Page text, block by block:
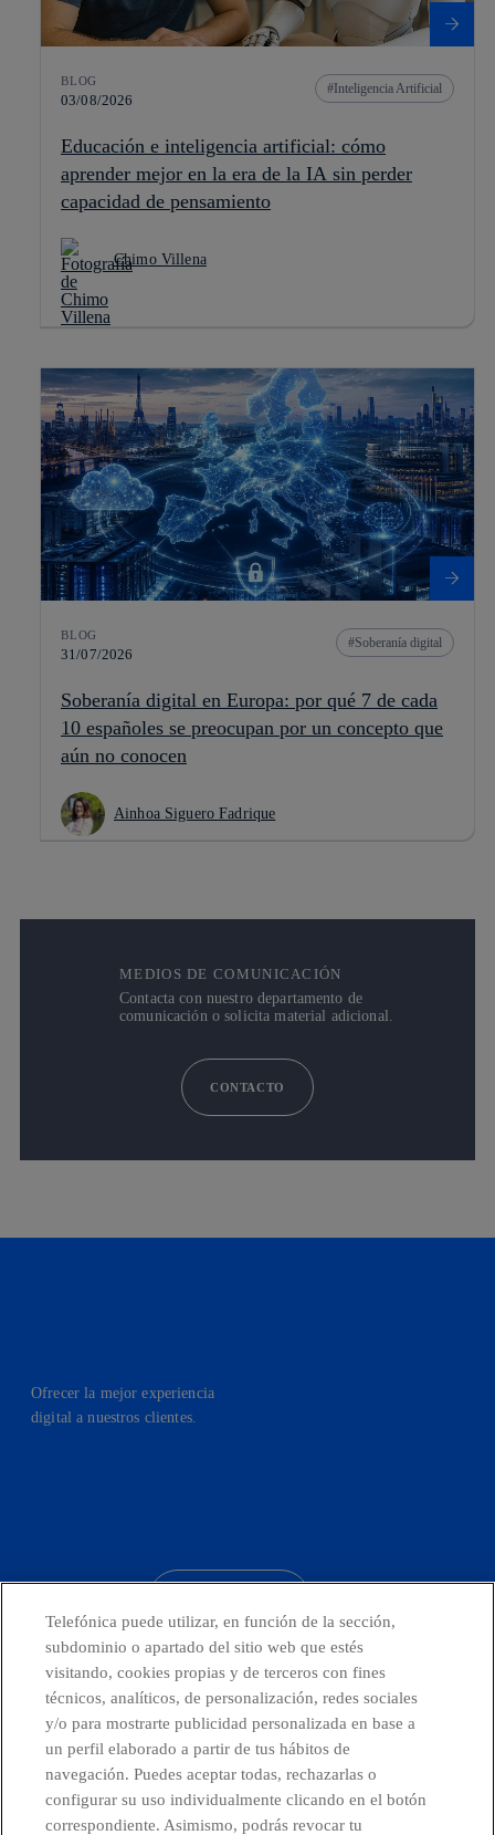
BLOG
03/08/2026
Inteligencia Artificial
Educación e inteligencia artificial: cómo
aprender mejor en la era de la IA sin perder
capacidad de pensamiento
Chimo Villena
BLOG
31/07/2026
Soberanía digital
Soberanía digital en Europa: por qué 7 de cada
10 españoles se preocupan por un concepto que
aún no conocen
Ainhoa Siguero Fadrique
MEDIOS DE COMUNICACIÓN
Contacta con nuestro departamento de
comunicación o solicita material adicional.
CONTACTO
Ofrecer la mejor experiencia
digital a nuestros clientes.
Países y Unidades emergentes
Canal de Denuncias
Centro Global Transparencia
Telefónica puede utilizar, en función de la sección,
subdominio o apartado del sitio web que estés
visitando, cookies propias y de terceros con fines
técnicos, analíticos, de personalización, redes sociales
y/o para mostrarte publicidad personalizada en base a
un perfil elaborado a partir de tus hábitos de
navegación. Puedes aceptar todas, rechazarlas o
configurar su uso individualmente clicando en el botón
correspondiente. Asimismo, podrás revocar tu